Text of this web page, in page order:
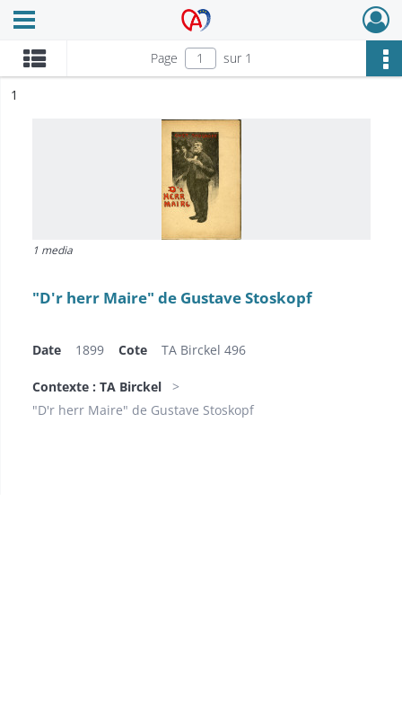
Archives Alsace - Colmar
Ouvrir le menu déroulant
Page sur 1
n°
1
1 media
"D'r herr Maire" de Gustave Stoskopf
Date 1899 Cote TA Birckel 496
Contexte : TA Birckel
"D'r herr Maire" de Gustave Stoskopf